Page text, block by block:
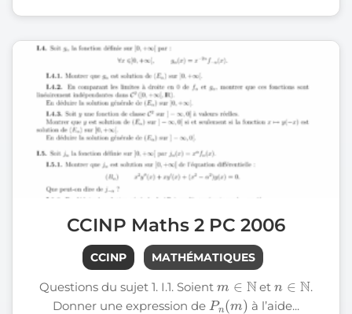
CCINP Maths 2 PC 2006
CCINP MATHÉMATIQUES
Questions du sujet 1. I.1. Soient
N
et
N
.
Donner une expression de
P n (
m )
à l’aide...